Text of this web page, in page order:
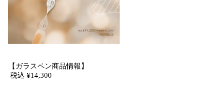
【ガラスペン商品情報】
税込 ¥14,300